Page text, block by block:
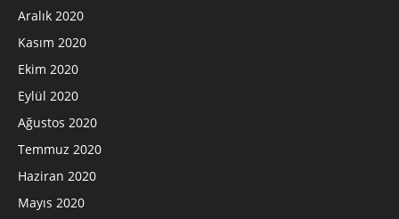
Aralık 2020
Kasım 2020
Ekim 2020
Eylül 2020
Ağustos 2020
Temmuz 2020
Haziran 2020
Mayıs 2020